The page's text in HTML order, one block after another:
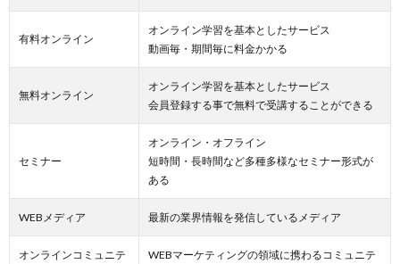
WEB
マー
ケテ
グの
ジッセ
Udemy
3.3.
有料オンライン
オンライン学習を基本としたサービス
動画毎・期間毎に料金かかる
無料オンライン
オンライン学習を基本としたサービス
会員登録する事で無料で受講することができる
セミナー
オンライン・オフライン
短時間・長時間など多種多様なセミナー形式が
ある
WEBメディア 最新の業界情報を発信しているメディア
オンラインコミュニテ
WEBマーケティングの領域に携わるコミュニテ